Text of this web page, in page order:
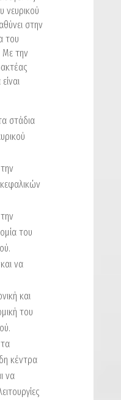
νευρικού
στην
του
Με την
στάδια
του
να
και
του
κέντρα
να